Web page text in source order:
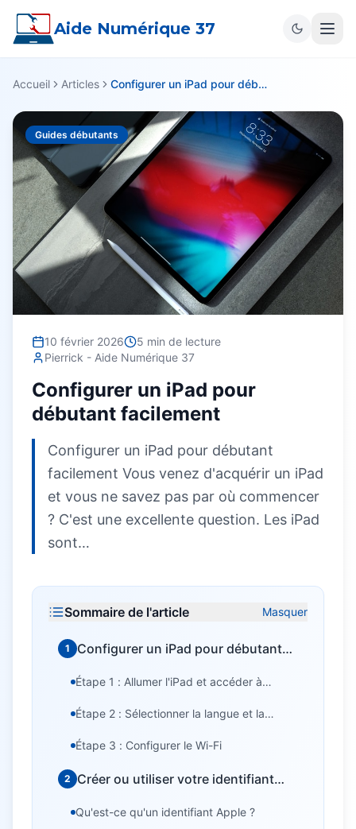
Aide Numérique 37
Accueil Articles Configurer un iPad pour débutant facilement
Guides débutants
10 février 2026 5 min de lecture
Pierrick - Aide Numérique 37
Configurer un iPad pour
débutant facilement
Configurer un iPad pour débutant
facilement Vous venez d'acquérir un iPad
et vous ne savez pas par où commencer
? C'est une excellente question. Les iPad
sont…
Sommaire de l'article Masquer
1
Configurer un iPad pour débutant
Étape 1 : Allumer l'iPad et accéder à
Étape 2 : Sélectionner la langue et la
Étape 3 : Configurer le Wi-Fi
2
Créer ou utiliser votre identifiant
Qu'est-ce qu'un identifiant Apple ?